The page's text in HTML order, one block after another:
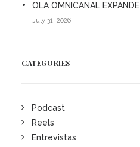
OLA OMNICANAL EXPANDE
July 31, 2026
CATEGORIES
Podcast
Reels
Entrevistas